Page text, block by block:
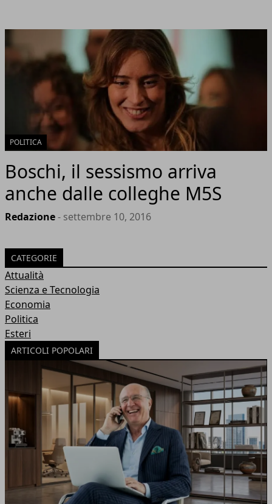
POLITICA
Boschi, il sessismo arriva
anche dalle colleghe M5S
Redazione- settembre 10, 2016
CATEGORIE
Attualità
Scienza e Tecnologia
Economia
Politica
Esteri
ARTICOLI POPOLARI